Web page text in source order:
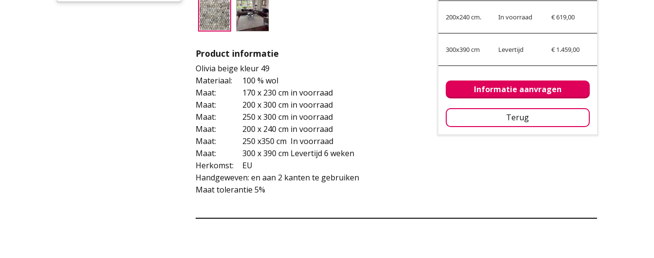
Product informatie
Olivia beige kleur 49
Materiaal:
100 % wol
Maat:
170 x 230 cm in voorraad
Maat:
200 x 300 cm in voorraad
Maat:
250 x 300 cm in voorraad
Maat:
200 x 240 cm in voorraad
Maat:
250 x350 cm In voorraad
Maat:
300 x 390 cm Levertijd 6 weken
Herkomst:
EU
Handgeweven: en aan 2 kanten te gebruiken
Maat tolerantie 5%
200x240 cm. In voorraad € 619,00
300x390 cm Levertijd € 1.459,00
Informatie aanvragen
Terug